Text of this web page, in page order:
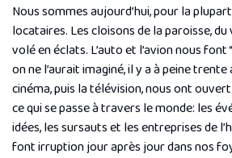
Nous sommes aujourd’hui, pour la
locataires. Les cloisons de la paroisse,
volé en éclats. L’auto et l’avion nous
on ne l’aurait imaginé, il y a à peine
cinéma, puis la télévision, nous ont
ce qui se passe à travers le monde: les
idées, les sursauts et les entreprises de
font irruption jour après jour dans nos